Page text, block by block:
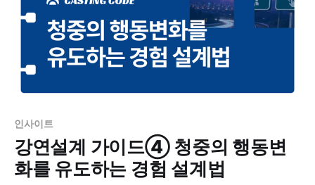
인사이트
강연설계 가이드④ 청중의 행동변
화를 유도하는 경험 설계법